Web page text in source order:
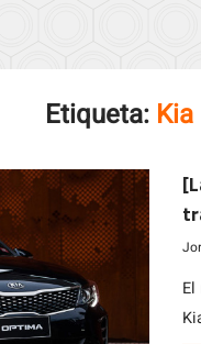
Etiqueta: